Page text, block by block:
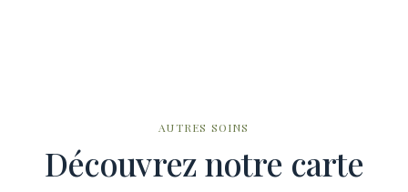
AUTRES SOINS
Découvrez notre carte